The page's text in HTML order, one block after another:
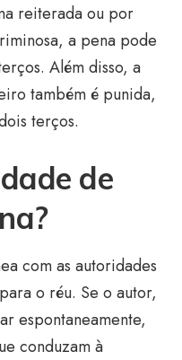
reiterada ou por
a pena pode
Além disso, a
também é punida,
terços.
de
com as autoridades
o réu. Se o autor,
espontaneamente,
conduzam à